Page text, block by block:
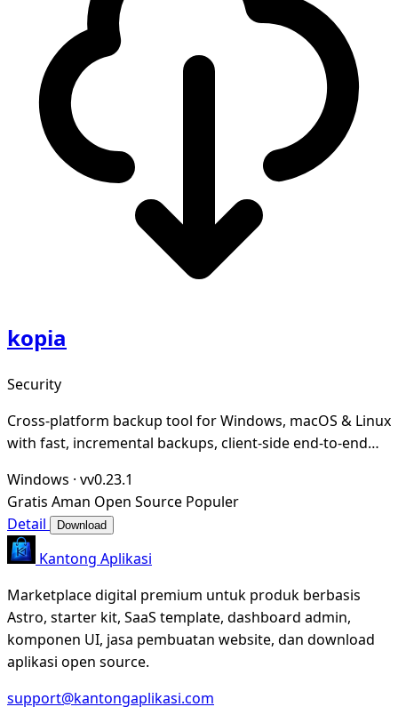
kopia
Security
Cross-platform backup tool for Windows, macOS & Linux
with fast, incremental backups, client-side end-to-end
Windows · vv0.23.1
Gratis Aman Open Source Populer
Detail
Download
Kantong Aplikasi
Marketplace digital premium untuk produk berbasis
Astro, starter kit, SaaS template, dashboard admin,
komponen UI, jasa pembuatan website, dan download
aplikasi open source.
support@kantongaplikasi.com